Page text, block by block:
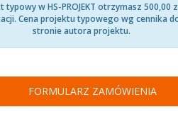
typowy w HS-PROJEKT otrzymasz 500,00
Cena projektu typowego wg cennika
stronie autora projektu.
FORMULARZ ZAMÓWIENIA